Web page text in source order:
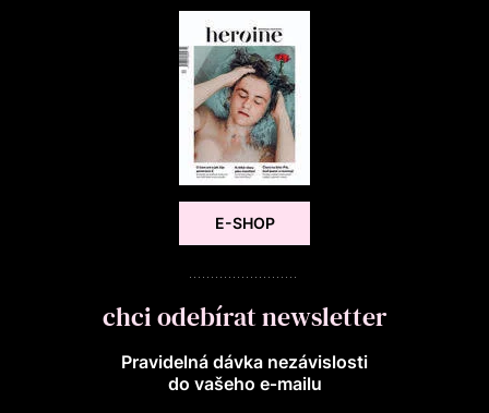
E-SHOP
chci odebírat newsletter
Pravidelná dávka nezávislosti
do vašeho e‑mailu